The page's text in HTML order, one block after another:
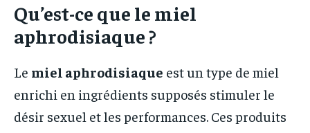
Qu’est-ce que le miel
aphrodisiaque ?
Le miel aphrodisiaque est un type de miel
enrichi en ingrédients supposés stimuler le
désir sexuel et les performances. Ces produits